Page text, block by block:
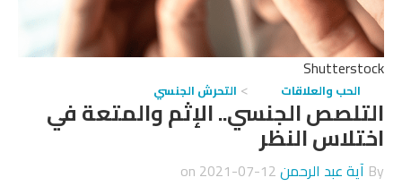
Shutterstock
الحب والعلاقات التحرش الجنسي
التلصص الجنسي.. الإثم والمتعة في
اختلاس النظر
By آية عبد الرحمن2021-07-12